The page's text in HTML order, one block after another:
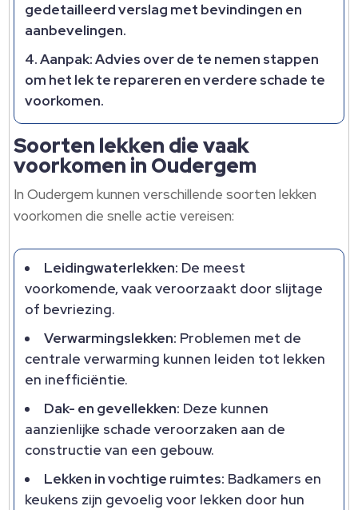
gedetailleerd verslag met bevindingen en
aanbevelingen.
Aanpak:Advies over de te nemen stappen
om het lek te repareren en verdere schade te
voorkomen.
Soorten lekken die vaak
voorkomen in Oudergem
In Oudergem kunnen verschillende soorten lekken
voorkomen die snelle actie vereisen:
Leidingwaterlekken: De meest
voorkomende, vaak veroorzaakt door slijtage
of bevriezing.
Verwarmingslekken: Problemen met de
centrale verwarming kunnen leiden tot lekken
en inefficiëntie.
Dak- en gevellekken: Deze kunnen
aanzienlijke schade veroorzaken aan de
constructie van een gebouw.
Lekken in vochtige ruimtes: Badkamers en
keukens zijn gevoelig voor lekken door hun